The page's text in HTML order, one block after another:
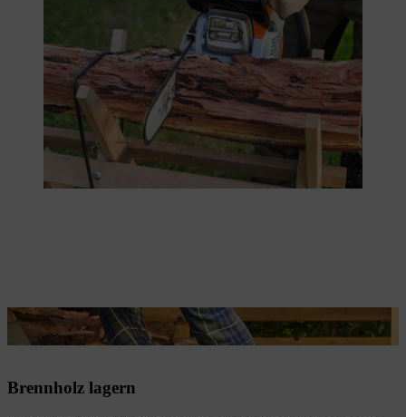
Das Holz locker stapeln, damit Luft zirkulieren kann.
Brennholz lagern